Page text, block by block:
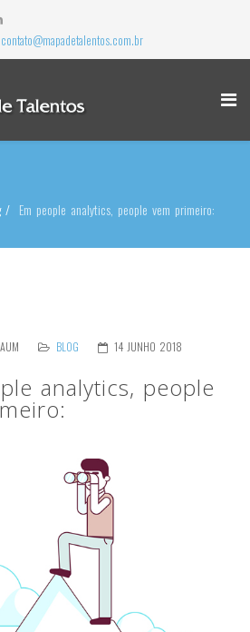
contato@mapadetalentos.com.br
Em people analytics, people vem primeiro:
BLOG
14 JUNHO 2018
analytics, people